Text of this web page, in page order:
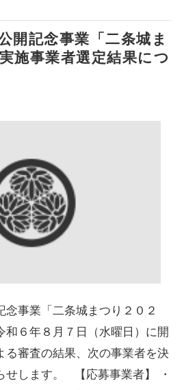
開記念事業「二条城ま
施事業者選定結果につ
念事業「二条城まつり２０２
和６年８月７日（水曜日）に開
る審査の結果、次の事業者を決
せします。 【応募事業者】 ・